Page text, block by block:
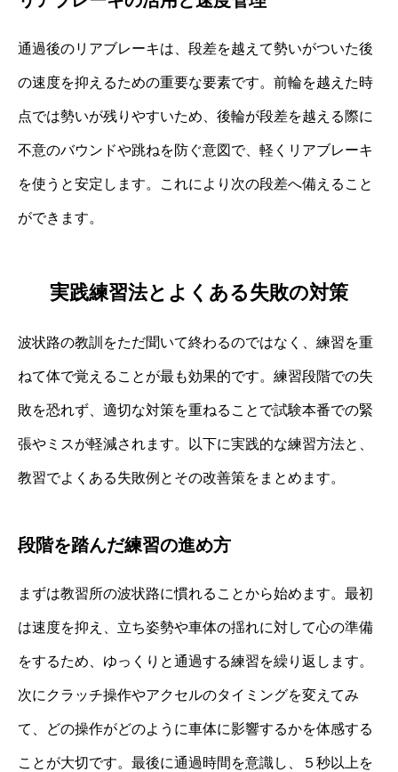
通過後のリアブレーキは、段差を越えて勢いがついた後
の速度を抑えるための重要な要素です。前輪を越えた時
点では勢いが残りやすいため、後輪が段差を越える際に
不意のバウンドや跳ねを防ぐ意図で、軽くリアブレーキ
を使うと安定します。これにより次の段差へ備えること
ができます。
実践練習法とよくある失敗の対策
波状路の教訓をただ聞いて終わるのではなく、練習を重
ねて体で覚えることが最も効果的です。練習段階での失
敗を恐れず、適切な対策を重ねることで試験本番での緊
張やミスが軽減されます。以下に実践的な練習方法と、
教習でよくある失敗例とその改善策をまとめます。
段階を踏んだ練習の進め方
まずは教習所の波状路に慣れることから始めます。最初
は速度を抑え、立ち姿勢や車体の揺れに対して心の準備
をするため、ゆっくりと通過する練習を繰り返します。
次にクラッチ操作やアクセルのタイミングを変えてみ
て、どの操作がどのように車体に影響するかを体感する
ことが大切です。最後に通過時間を意識し、５秒以上を